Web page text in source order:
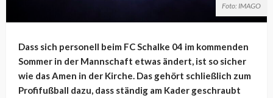
Foto: IMAGO
Dass sich personell beim FC Schalke 04 im kommenden
Sommer in der Mannschaft etwas ändert, ist so sicher
wie das Amen in der Kirche. Das gehört schließlich zum
Profifußball dazu, dass ständig am Kader geschraubt